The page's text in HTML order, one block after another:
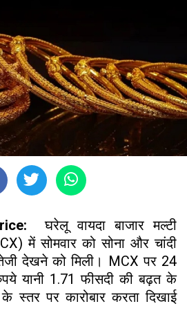
घरेलू वायदा बाजार मल्टी
में सोमवार को सोना और चांदी
देखने को मिली। MCX पर 24
यानी 1.71 फीसदी की बढ़त के
स्तर पर कारोबार करता दिखाई